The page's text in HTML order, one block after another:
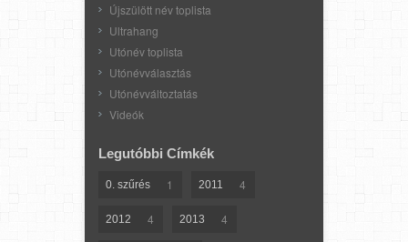
Újszülött név toplista
Ultrahang
Utónév toplista
Utónévválasztás
Utónévváltoztatás
Videók
Legutóbbi Címkék
0. szűrés 1 2011 4
2012 4 2013 4